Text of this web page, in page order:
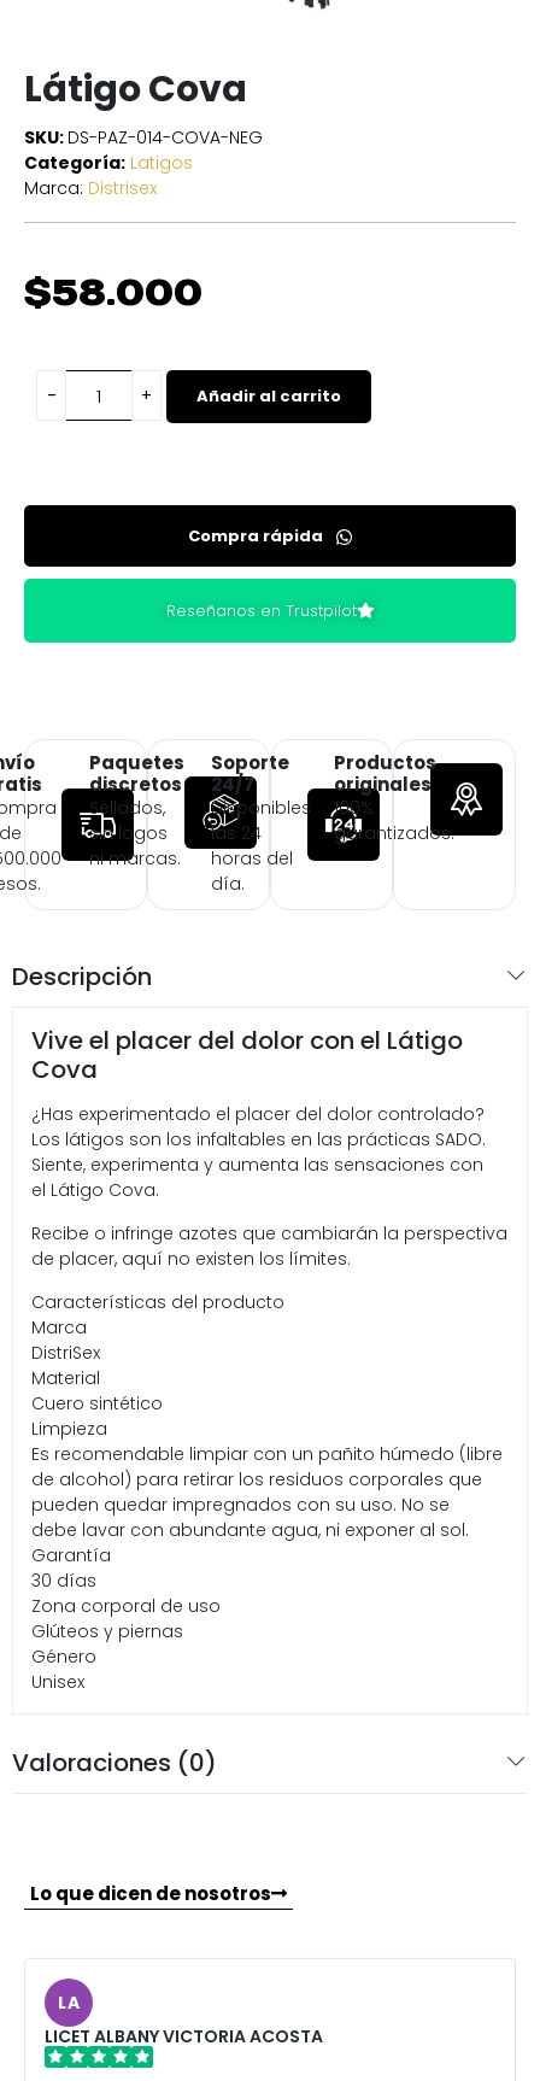
Látigo Cova
SKU: DS-PAZ-014-COVA-NEG
Categoría: Latigos
Marca: Distrisex
$58.000
Añadir al carrito
Compra rápida
Reseñanos en Trustpilot
Paquetes
discretos
Sellados,
sin logos
ni marcas.
Soporte
24/7
Disponibles
las 24
horas del
día.
Productos
originales
100%
garantizados.
Descripción
Vive el placer del dolor con el Látigo
Cova
¿Has experimentado el placer del dolor controlado?
Los látigos son los infaltables en las prácticas SADO.
Siente, experimenta y aumenta las sensaciones con
el Látigo Cova.
Recibe o infringe azotes que cambiarán la perspectiva
de placer, aquí no existen los límites.
Características del producto
Marca
DistriSex
Material
Cuero sintético
Limpieza
Es recomendable limpiar con un pañito húmedo (libre
de alcohol) para retirar los residuos corporales que
pueden quedar impregnados con su uso. No se
debe lavar con abundante agua, ni exponer al sol.
Garantía
30 días
Zona corporal de uso
Glúteos y piernas
Género
Unisex
Valoraciones (0)
Lo que dicen de nosotros
LA
LICET ALBANY VICTORIA ACOSTA